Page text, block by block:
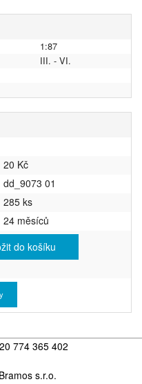
1:87
III. - VI.
20 Kč
dd_9073 01
285 ks
24 měsíců
do košíku
774 365 402
s.r.o.